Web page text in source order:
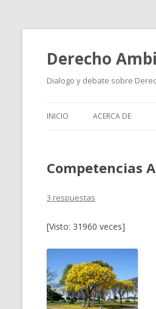
Derecho
Dialogo y debate sobre
INICIO ACERCA DE
Competencias
3 respuestas
[Visto: 31960 veces]